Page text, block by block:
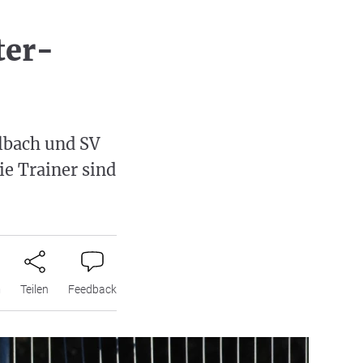
und SV
Trainer sind
Teilen Feedback